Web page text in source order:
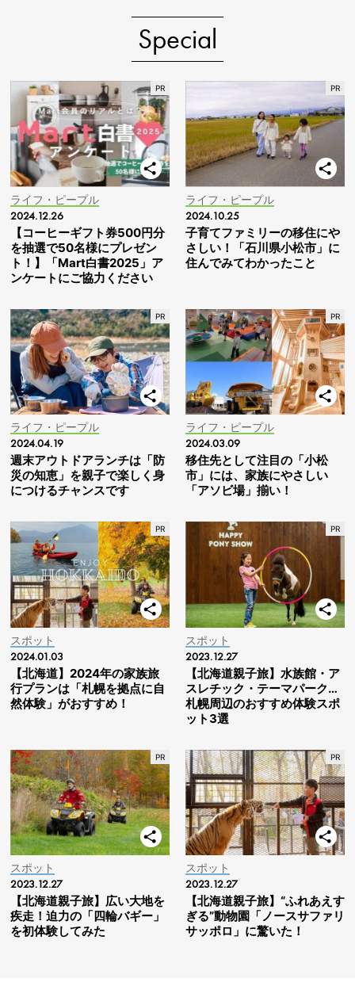
Special
ライフ・ピープル
2024.12.26
【コーヒーギフト券500円分
を抽選で50名様にプレゼン
ト！】「Mart白書2025」ア
ンケートにご協力ください
ライフ・ピープル
2024.10.25
子育てファミリーの移住にや
さしい！「石川県小松市」に
住んでみてわかったこと
ライフ・ピープル
2024.04.19
週末アウトドアランチは「防
災の知恵」を親子で楽しく身
につけるチャンスです
ライフ・ピープル
2024.03.09
移住先として注目の「小松
市」には、家族にやさしい
「アソビ場」揃い！
スポット
2024.01.03
【北海道】2024年の家族旅
行プランは「札幌を拠点に自
然体験」がおすすめ！
スポット
2023.12.27
【北海道親子旅】水族館・ア
スレチック・テーマパーク…
札幌周辺のおすすめ体験スポ
ット3選
スポット
2023.12.27
【北海道親子旅】広い大地を
疾走！迫力の「四輪バギー」
を初体験してみた
スポット
2023.12.27
【北海道親子旅】“ふれあえす
ぎる”動物園「ノースサファリ
サッポロ」に驚いた！